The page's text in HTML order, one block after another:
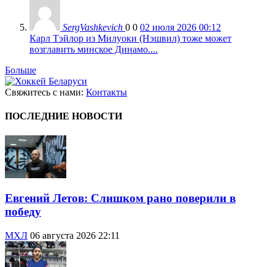
SergVashkevich 0 0 02 июля 2026 00:12
Карл Тэйлор из Милуоки (Нэшвил) тоже может
возглавить минское Динамо....
Больше
Свяжитесь с нами: Контакты
ПОСЛЕДНИЕ НОВОСТИ
Евгений Летов: Слишком рано поверили в
победу
МХЛ 06 августа 2026 22:11